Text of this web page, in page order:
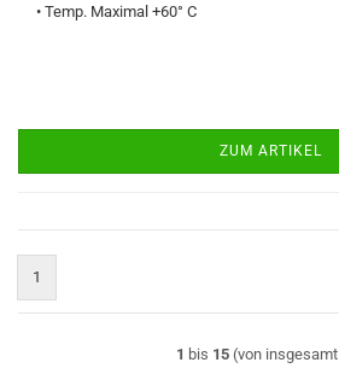
• Temp. Maximal +60° C
ZUM ARTIKEL
1
1 bis 15 (von insgesamt